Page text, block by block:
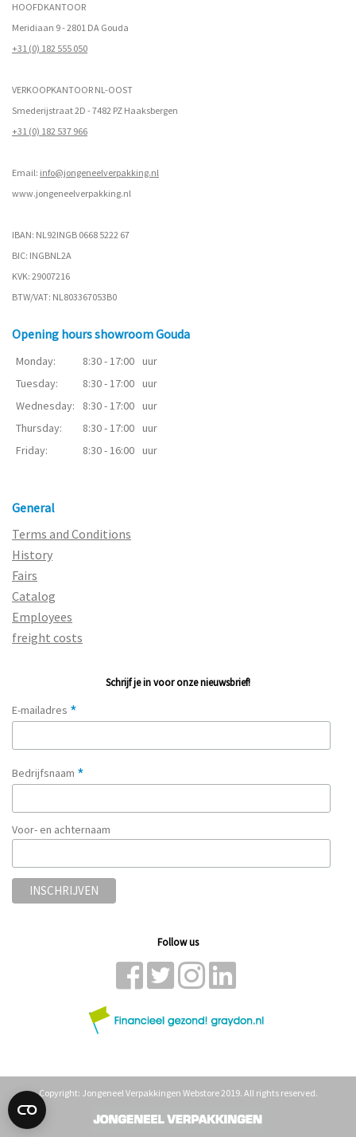
HOOFDKANTOOR
Meridiaan 9 - 2801 DA Gouda
+31 (0) 182 555 050
VERKOOPKANTOOR NL-OOST
Smederijstraat 2D - 7482 PZ Haaksbergen
+31 (0) 182 537 966
Email: info@jongeneelverpakking.nl
www.jongeneelverpakking.nl
IBAN: NL92INGB 0668 5222 67
BIC: INGBNL2A
KVK: 29007216
BTW/VAT: NL803367053B0
Opening hours showroom Gouda
Monday: 8:30 - 17:00 uur
Tuesday:
8:30 - 17:00 uur
Wednesday:
8:30 - 17:00 uur
Thursday:
8:30 - 17:00 uur
Friday:
8:30 - 16:00 uur
General
Terms and Conditions
History
Fairs
Catalog
Employees
freight costs
Schrijf je in voor onze nieuwsbrief!
E-mailadres *
Bedrijfsnaam *
Voor- en achternaam
Follow us
Copyright: Jongeneel Verpakkingen Webstore 2019. All rights reserved.